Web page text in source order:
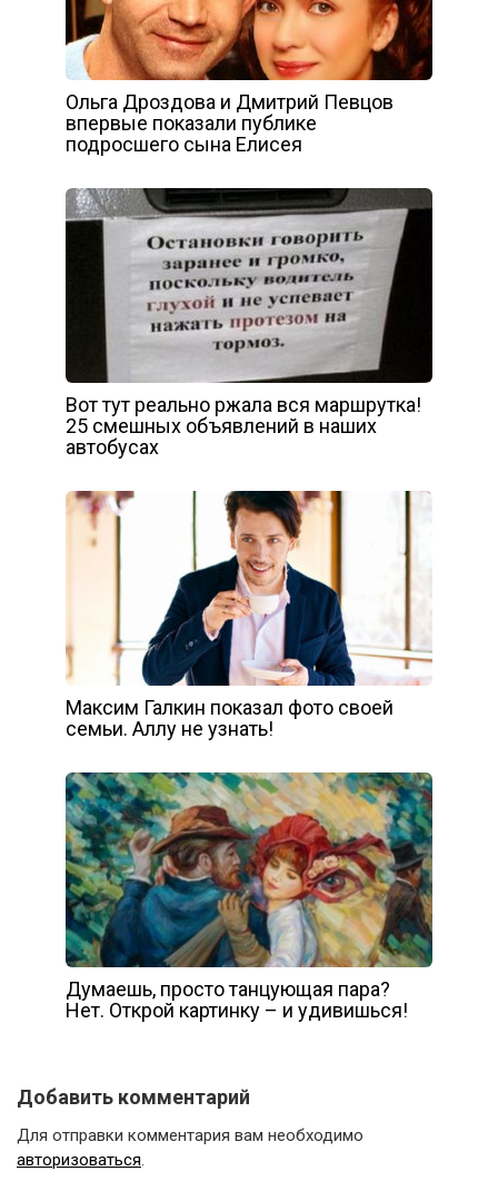
Ольга Дроздова и Дмитрий Певцов
впервые показали публике
подросшего сына Елисея
Вот тут реально ржала вся маршрутка!
25 смешных объявлений в наших
автобусах
Максим Галкин показал фото своей
семьи. Аллу не узнать!
Думаешь, просто танцующая пара?
Нет. Открой картинку – и удивишься!
Добавить комментарий
Для отправки комментария вам необходимо
авторизоваться.